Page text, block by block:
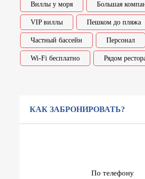
Виллы у моря Большая
VIP виллы Пешком до пляжа
Частный бассейн Персонал
Wi-Fi бесплатно Рядом
КАК ЗАБРОНИРОВАТЬ?
По телефону